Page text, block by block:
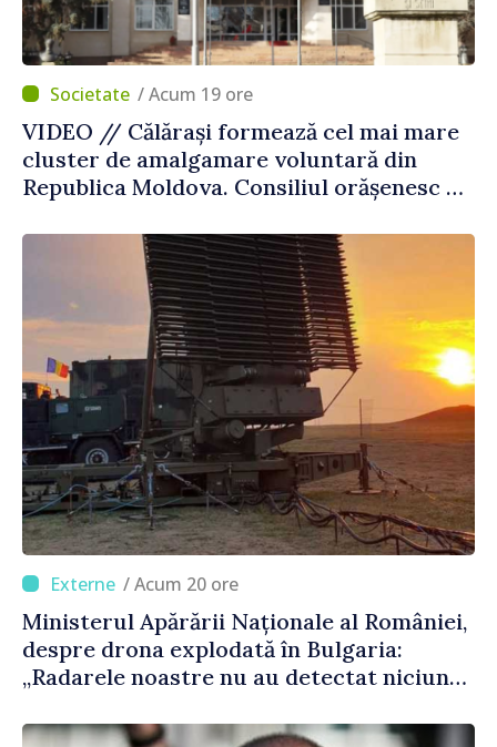
/ Acum 19 ore
VIDEO // Călărași formează cel mai mare
cluster de amalgamare voluntară din
Republica Moldova. Consiliul orășenesc a
/ Acum 20 ore
Ministerul Apărării Naționale al României,
despre drona explodată în Bulgaria:
„Radarele noastre nu au detectat niciun